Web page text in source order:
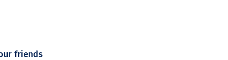
friends